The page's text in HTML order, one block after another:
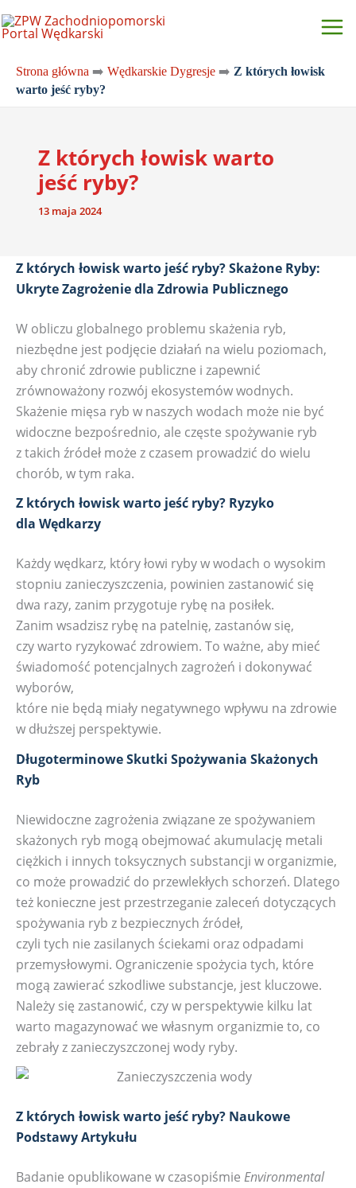
do
Strona główna ➡️ Wędkarskie Dygresje ➡️ Z których łowisk
warto jeść ryby?
Z których łowisk warto
jeść ryby?
13 maja 2024
Z których łowisk warto jeść ryby? Skażone Ryby:
Ukryte Zagrożenie dla Zdrowia Publicznego
W obliczu globalnego problemu skażenia ryb,
niezbędne jest podjęcie działań na wielu poziomach,
aby chronić zdrowie publiczne i zapewnić
zrównoważony rozwój ekosystemów wodnych.
Skażenie mięsa ryb w naszych wodach może nie być
widoczne bezpośrednio, ale częste spożywanie ryb
z takich źródeł może z czasem prowadzić do wielu
chorób, w tym raka.
Z których łowisk warto jeść ryby? Ryzyko
dla Wędkarzy
Każdy wędkarz, który łowi ryby w wodach o wysokim
stopniu zanieczyszczenia, powinien zastanowić się
dwa razy, zanim przygotuje rybę na posiłek.
Zanim wsadzisz rybę na patelnię, zastanów się,
czy warto ryzykować zdrowiem. To ważne, aby mieć
świadomość potencjalnych zagrożeń i dokonywać
wyborów,
które nie będą miały negatywnego wpływu na zdrowie
w dłuższej perspektywie.
Długoterminowe Skutki Spożywania Skażonych
Ryb
Niewidoczne zagrożenia związane ze spożywaniem
skażonych ryb mogą obejmować akumulację metali
ciężkich i innych toksycznych substancji w organizmie,
co może prowadzić do przewlekłych schorzeń. Dlatego
też konieczne jest przestrzeganie zaleceń dotyczących
spożywania ryb z bezpiecznych źródeł,
czyli tych nie zasilanych ściekami oraz odpadami
przemysłowymi. Ograniczenie spożycia tych, które
mogą zawierać szkodliwe substancje, jest kluczowe.
Należy się zastanowić, czy w perspektywie kilku lat
warto magazynować we własnym organizmie to, co
zebrały z zanieczyszczonej wody ryby.
Z których łowisk warto jeść ryby? Naukowe
Podstawy Artykułu
Badanie opublikowane w czasopiśmie Environmental